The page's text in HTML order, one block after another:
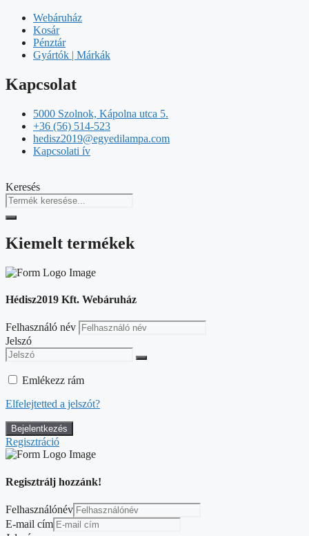
Webáruház
Kosár
Pénztár
Gyártók | Márkák
Kapcsolat
5000 Szolnok, Kápolna utca 5.
+36 (56) 514-523
hedisz2019@egyedilampa.com
Kapcsolati ív
Keresés
Kiemelt termékek
Hédisz2019 Kft. Webáruház
Felhasználó név
Jelszó
Emlékezz rám
Elfelejtetted a jelszót?
Regisztráció
Regisztrálj hozzánk!
Felhasználónév
E-mail cím